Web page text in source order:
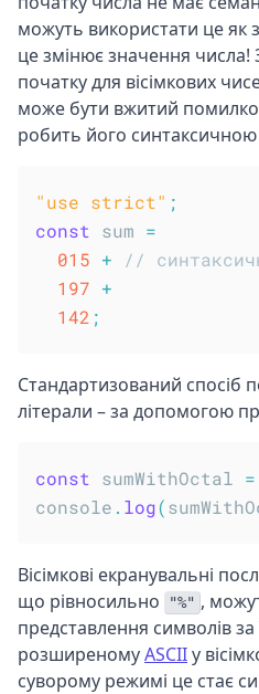
можуть використати це як
це змінює значення числа!
початку для вісімкових
може бути вжитий
робить його
"use strict" ;
const sum =
015 +
//
197 +
142 ;
Стандартизований спосіб
літерали – за допомогою
const sumWithOctal =
console . log(
Вісімкові екранувальні
що рівносильно
"%" ,
представлення символів
розширеномуASCIIу
суворому режимі це стає